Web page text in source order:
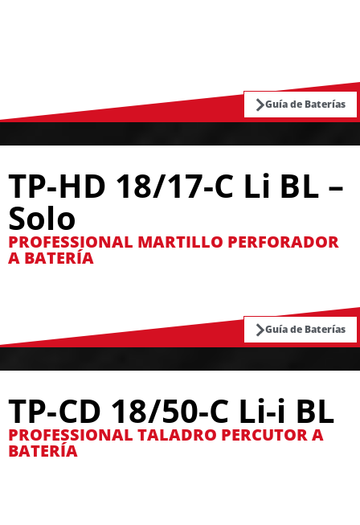
Guía de Baterías
TP-HD 18/17-C Li BL –
Solo
PROFESSIONAL MARTILLO PERFORADOR
A BATERÍA
Guía de Baterías
TP-CD 18/50-C Li-i BL
PROFESSIONAL TALADRO PERCUTOR A
BATERÍA